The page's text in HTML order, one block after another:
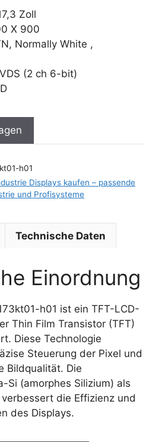
Zoll
X 900
Normally White ,
(2 ch 6-bit)
h01
Displays kaufen – passende
und Profisysteme
Technische Daten
Einordnung
h01 ist ein TFT-LCD-
Thin Film Transistor (TFT)
Diese Technologie
Steuerung der Pixel und
Bildqualität. Die
Si (amorphes Silizium) als
die Effizienz und
des Displays.